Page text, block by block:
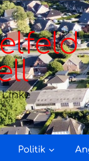
Politik